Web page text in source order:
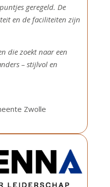
geregeld. De
en de faciliteiten zijn
die zoekt naar een
– stijlvol en
Zwolle